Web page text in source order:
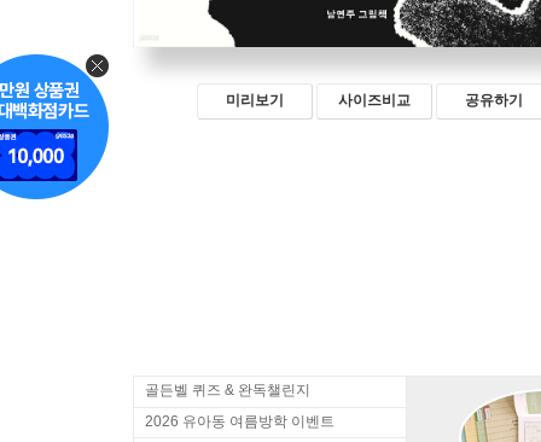
미리보기 사이즈비교 공유하기
골든벨 퀴즈 & 완독챌린지
2026 유아동 여름방학 이벤트